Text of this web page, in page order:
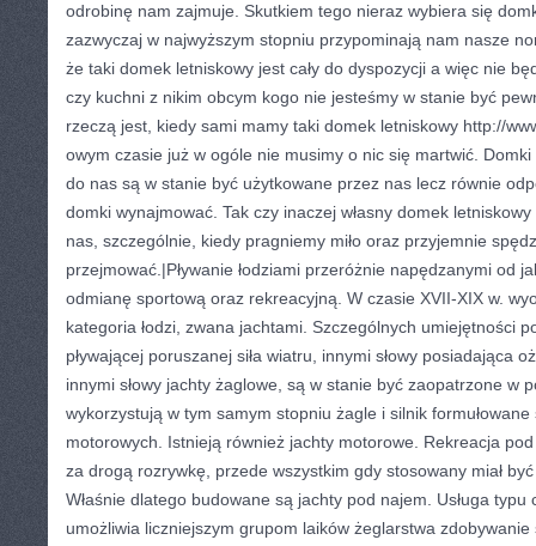
odrobinę nam zajmuje. Skutkiem tego nieraz wybiera się
zazwyczaj w najwyższym stopniu przypominają nam nasze
że taki domek letniskowy jest cały do dyspozycji a więc nie
czy kuchni z nikim obcym kogo nie jesteśmy w stanie być
rzeczą jest, kiedy sami mamy taki domek letniskowy http://
owym czasie już w ogóle nie musimy o nic się martwić.
do nas są w stanie być użytkowane przez nas lecz równie
domki wynajmować. Tak czy inaczej własny domek
nas, szczególnie, kiedy pragniemy miło oraz przyjemnie
przejmować.|Pływanie łodziami przeróżnie napędzanymi od
odmianę sportową oraz rekreacyjną. W czasie XVII-XIX w.
kategoria łodzi, zwana jachtami. Szczególnych umiejętności
pływającej poruszanej siła wiatru, innymi słowy posiadająca
innymi słowy jachty żaglowe, są w stanie być zaopatrzone w
wykorzystują w tym samym stopniu żagle i silnik
motorowych. Istnieją również jachty motorowe. Rekreacja
za drogą rozrywkę, przede wszystkim gdy stosowany miał
Właśnie dlatego budowane są jachty pod najem. Usługa
umożliwia liczniejszym grupom laików żeglarstwa zdobywanie